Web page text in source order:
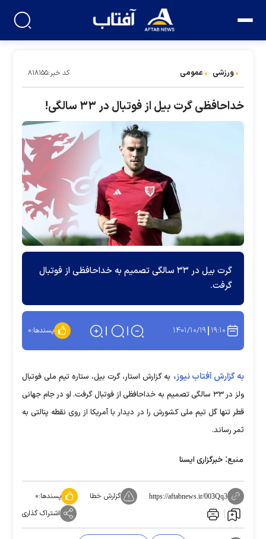
ورزشی عمومی کد خبر:۸۱۸۱۵۵
خداحافظی گرت بیل از فوتبال در ۳۳ سالگی!
گرت بیل در ۳۳ سالگی تصمیم به خداحافظی از فوتبال
گرفت.
۱۹:۱۰ ۱۴۰۱/۱۰/۱۹ پسندها:۰
به گزارش آفتاب نیوز، به گزارش استار، گرت بیل، ستاره تیم ملی فوتبال
ولز در ۳۳ سالگی تصمیم به خداحافظی از فوتبال گرفت. او در جام جهانی
قطر تنها گل تیم ملی کشورش را در دیدار با آمریکا از روی نقطه پنالتی به
ثمر رساند.
منبع: خبرگزاری ایسنا
https://aftabnews.ir/003Qq3 گزارش خطا پسندها:۰
اشتراک گذاری